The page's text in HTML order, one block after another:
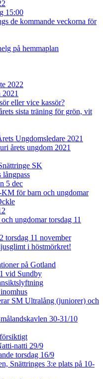
15:00
de kommande veckorna för
på hemmaplan
2022
2021
eller vice kassör?
sista träning för grön, vit
Ungdomsledare 2021
årets ungdom 2021
SK
5 dec
för barn och ungdomar
ungdomar torsdag 11
torsdag 11 november
i höstmörkret!
på Gotland
vid Sundby
SM Ultralång (juniorer) och
30-31/10
natti 29/9
torsdag 16/9
Snättringes 3:e plats på 10-